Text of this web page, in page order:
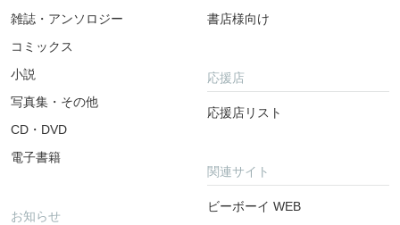
雑誌・アンソロジー
コミックス
小説
写真集・その他
CD・DVD
電子書籍
お知らせ
書店様向け
応援店
応援店リスト
関連サイト
ビーボーイ WEB